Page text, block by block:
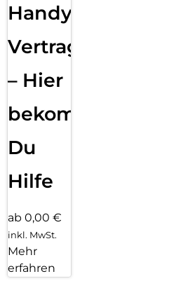
Handy
Vertragsabwicklung
– Hier
bekommst
Du
Hilfe
ab 0,00 €
inkl. MwSt.
Mehr
erfahren